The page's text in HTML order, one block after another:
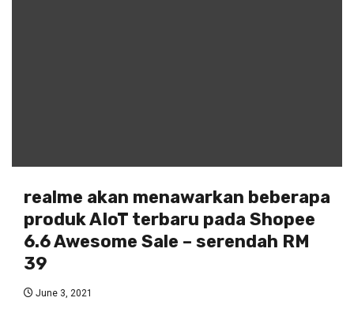
realme akan menawarkan beberapa
produk AIoT terbaru pada Shopee
6.6 Awesome Sale – serendah RM
39
June 3, 2021